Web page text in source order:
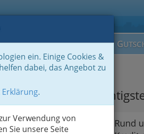
BRANCHEN MEIN IG G
ein. Einige Cookies &
dabei, das Angebot zu
.
Verwendung von
Sie unsere Seite
sich
Die
Rund